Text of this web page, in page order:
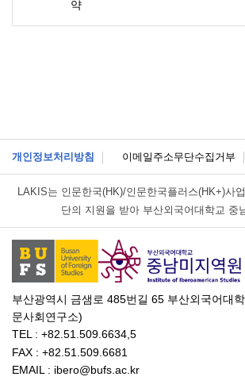
약
개인정보처리방침 이메일주소무단수집거부
LAKIS는 인문한국(HK)/인문한국플러스(HK+)사
단의 지원을 받아 부산외국어대학교 중
부산광역시 금샘로 485번길 65 부산외국어대
문사회연구소)
TEL : +82.51.509.6634,5
FAX : +82.51.509.6681
EMAIL : ibero@bufs.ac.kr